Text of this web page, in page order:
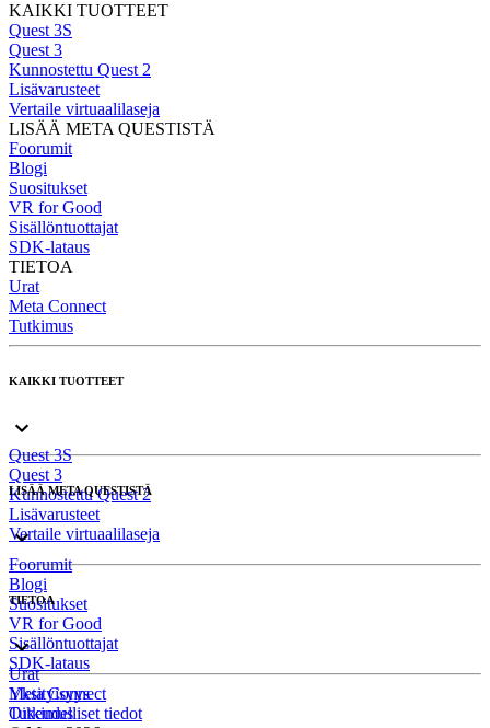
KAIKKI TUOTTEET
Quest 3S
Quest 3
Kunnostettu Quest 2
Lisävarusteet
Vertaile virtuaalilaseja
LISÄÄ META QUESTISTÄ
Foorumit
Blogi
Suositukset
VR for Good
Sisällöntuottajat
SDK-lataus
TIETOA
Urat
Meta Connect
Tutkimus
KAIKKI TUOTTEET
Quest 3S
Quest 3
Kunnostettu Quest 2
Lisävarusteet
Vertaile virtuaalilaseja
LISÄÄ META QUESTISTÄ
Foorumit
Blogi
Suositukset
VR for Good
Sisällöntuottajat
SDK-lataus
TIETOA
Urat
Meta Connect
Tutkimus
Yksityisyys
Oikeudelliset tiedot